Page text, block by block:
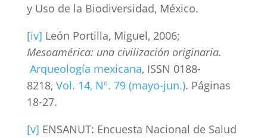
y Uso de la Biodiversidad, México.
[iv] León Portilla, Miguel, 2006;
Mesoamérica: una civilización originaria.
Arqueología mexicana, ISSN 0188-
8218, Vol. 14, Nº. 79 (mayo-jun.). Páginas
18-27.
[v] ENSANUT: Encuesta Nacional de Salud